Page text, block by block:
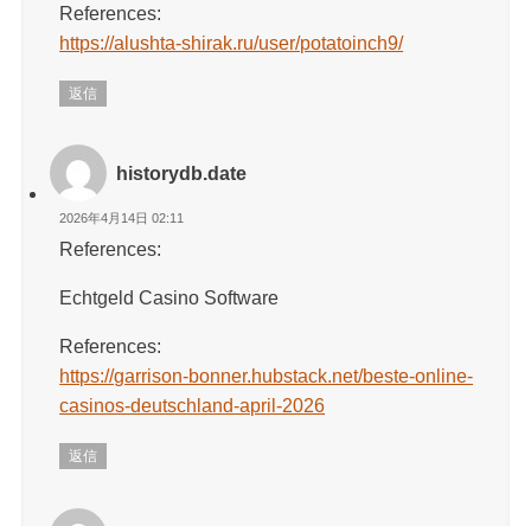
References:
https://alushta-shirak.ru/user/potatoinch9/
返信
historydb.date
2026年4月14日 02:11
References:
Echtgeld Casino Software
References:
https://garrison-bonner.hubstack.net/beste-online-
casinos-deutschland-april-2026
返信